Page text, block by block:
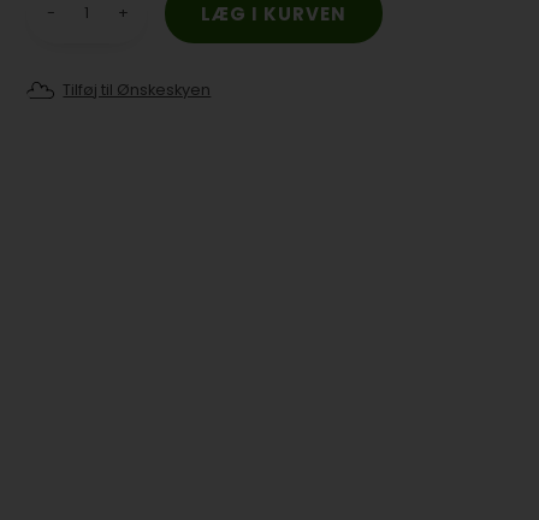
- +
Tilføj til Ønskeskyen